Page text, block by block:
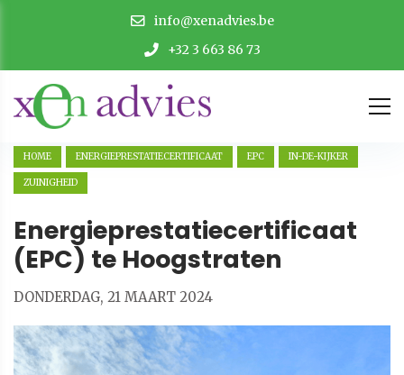
info@xenadvies.be
+32 3 663 86 73
HOME ENERGIEPRESTATIECERTIFICAAT EPC IN-DE-KIJKER
ZUINIGHEID
Energieprestatiecertificaat
(EPC) te Hoogstraten
DONDERDAG, 21 MAART 2024